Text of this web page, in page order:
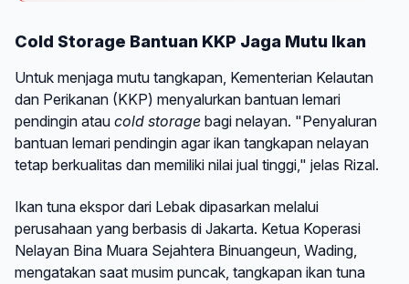
Cold Storage Bantuan KKP Jaga Mutu Ikan
Untuk menjaga mutu tangkapan, Kementerian Kelautan
dan Perikanan (KKP) menyalurkan bantuan lemari
pendingin atau cold storage bagi nelayan. "Penyaluran
bantuan lemari pendingin agar ikan tangkapan nelayan
tetap berkualitas dan memiliki nilai jual tinggi," jelas Rizal.
Ikan tuna ekspor dari Lebak dipasarkan melalui
perusahaan yang berbasis di Jakarta. Ketua Koperasi
Nelayan Bina Muara Sejahtera Binuangeun, Wading,
mengatakan saat musim puncak, tangkapan ikan tuna